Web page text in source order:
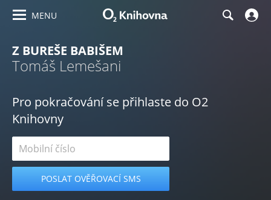
MENU
Z BUREŠE BABIŠEM
Tomáš Lemešani
Pro pokračování se přihlaste do O2
Knihovny